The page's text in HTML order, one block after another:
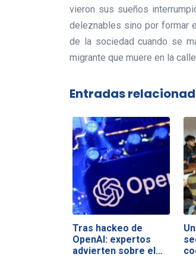
vieron sus sueños
deleznables sino por formar
de la sociedad cuando se
migrante que muere en la
Entradas
Tras hackeo de
OpenAI: expertos
advierten sobre el…